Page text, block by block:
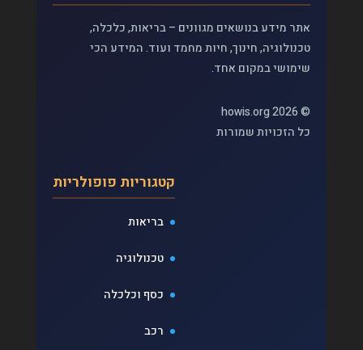
אתר מידע בנושאים מגוונים – בריאות, כלכלה,
טכנולוגיה, חינוך, חיות מחמד ועוד. המידע הכי
שימושי במקום אחד.
© 2026 howis.org
כל הזכויות שמורות
קטגוריות פופולריות
בריאות
טכנולוגיה
כסף וכלכלה
רכב